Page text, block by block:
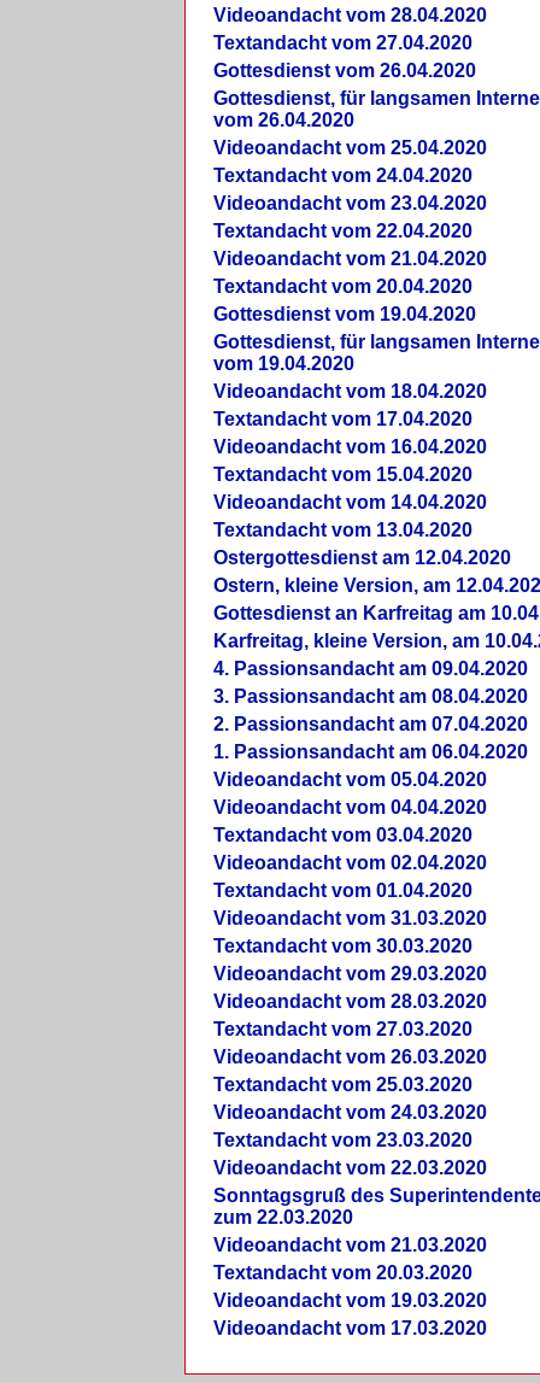
Videoandacht vom 28.04.2020
Textandacht vom 27.04.2020
Gottesdienst vom 26.04.2020
Gottesdienst, für langsamen
vom 26.04.2020
Videoandacht vom 25.04.2020
Textandacht vom 24.04.2020
Videoandacht vom 23.04.2020
Textandacht vom 22.04.2020
Videoandacht vom 21.04.2020
Textandacht vom 20.04.2020
Gottesdienst vom 19.04.2020
Gottesdienst, für langsamen
vom 19.04.2020
Videoandacht vom 18.04.2020
Textandacht vom 17.04.2020
Videoandacht vom 16.04.2020
Textandacht vom 15.04.2020
Videoandacht vom 14.04.2020
Textandacht vom 13.04.2020
Ostergottesdienst am 12.04.2020
Ostern, kleine Version, am
Gottesdienst an Karfreitag am
Karfreitag, kleine Version, am
4. Passionsandacht am 09.04.2020
3. Passionsandacht am 08.04.2020
2. Passionsandacht am 07.04.2020
1. Passionsandacht am 06.04.2020
Videoandacht vom 05.04.2020
Videoandacht vom 04.04.2020
Textandacht vom 03.04.2020
Videoandacht vom 02.04.2020
Textandacht vom 01.04.2020
Videoandacht vom 31.03.2020
Textandacht vom 30.03.2020
Videoandacht vom 29.03.2020
Videoandacht vom 28.03.2020
Textandacht vom 27.03.2020
Videoandacht vom 26.03.2020
Textandacht vom 25.03.2020
Videoandacht vom 24.03.2020
Textandacht vom 23.03.2020
Videoandacht vom 22.03.2020
Sonntagsgruß des
zum 22.03.2020
Videoandacht vom 21.03.2020
Textandacht vom 20.03.2020
Videoandacht vom 19.03.2020
Videoandacht vom 17.03.2020